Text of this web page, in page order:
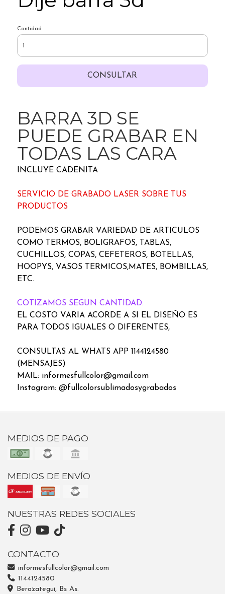
Cantidad
CONSULTAR
BARRA 3D SE
PUEDE GRABAR EN
TODAS LAS CARA
INCLUYE CADENITA
SERVICIO DE GRABADO LASER SOBRE TUS
PRODUCTOS
PODEMOS GRABAR VARIEDAD DE ARTICULOS
COMO TERMOS, BOLIGRAFOS, TABLAS,
CUCHILLOS, COPAS, CEFETEROS, BOTELLAS,
HOOPYS, VASOS TERMICOS,MATES, BOMBILLAS,
ETC.
COTIZAMOS SEGUN CANTIDAD.
EL COSTO VARIA ACORDE A SI EL DISEÑO ES
PARA TODOS IGUALES O DIFERENTES,
CONSULTAS AL WHATS APP 1144124580
(MENSAJES)
MAIL: informesfullcolor@gmail.com
Instagram: @fullcolorsublimadosygrabados
MEDIOS DE PAGO
MEDIOS DE ENVÍO
NUESTRAS REDES SOCIALES
CONTACTO
informesfullcolor@gmail.com
1144124580
Berazategui, Bs As.